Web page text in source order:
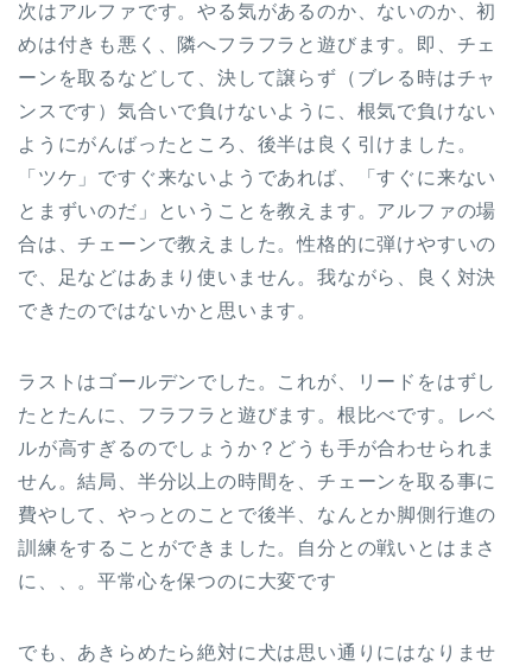
次はアルファです。やる気があるのか、ないのか、初
めは付きも悪く、隣へフラフラと遊びます。即、チェ
ーンを取るなどして、決して譲らず（ブレる時はチャ
ンスです）気合いで負けないように、根気で負けない
ようにがんばったところ、後半は良く引けました。
「ツケ」ですぐ来ないようであれば、「すぐに来ない
とまずいのだ」ということを教えます。アルファの場
合は、チェーンで教えました。性格的に弾けやすいの
で、足などはあまり使いません。我ながら、良く対決
できたのではないかと思います。
ラストはゴールデンでした。これが、リードをはずし
たとたんに、フラフラと遊びます。根比べです。レベ
ルが高すぎるのでしょうか？どうも手が合わせられま
せん。結局、半分以上の時間を、チェーンを取る事に
費やして、やっとのことで後半、なんとか脚側行進の
訓練をすることができました。自分との戦いとはまさ
に、、。平常心を保つのに大変です
でも、あきらめたら絶対に犬は思い通りにはなりませ